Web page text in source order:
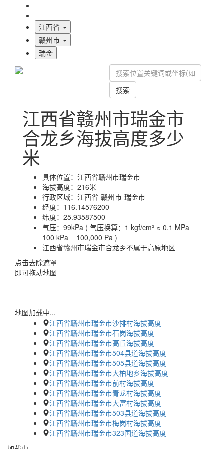
江西省
赣州市
瑞金
搜索
江西省赣州市瑞金市
合龙乡海拔高度多少
米
具体位置： 江西省赣州市瑞金市
海拔高度： 216米
行政区域： 江西省-赣州市-瑞金市
经度： 116.14576200
纬度： 25.93587500
气压： 99kPa ( 气压换算：1 kgf/cm² ≈ 0.1 MPa =
100 kPa = 100,000 Pa )
江西省赣州市瑞金市合龙乡不属于高原地区
点击去除遮罩
即可拖动地图
地图加载中...
江西省赣州市瑞金市沙排村海拔高度
江西省赣州市瑞金市石岗海拔高度
江西省赣州市瑞金市高丘海拔高度
江西省赣州市瑞金市504县道海拔高度
江西省赣州市瑞金市505县道海拔高度
江西省赣州市瑞金市大柏地乡海拔高度
江西省赣州市瑞金市前村海拔高度
江西省赣州市瑞金市青龙村海拔高度
江西省赣州市瑞金市大富村海拔高度
江西省赣州市瑞金市503县道海拔高度
江西省赣州市瑞金市梅岗村海拔高度
江西省赣州市瑞金市323国道海拔高度